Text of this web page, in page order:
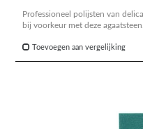
Professioneel polijsten van
bij voorkeur met deze
Toevoegen aan vergelijking